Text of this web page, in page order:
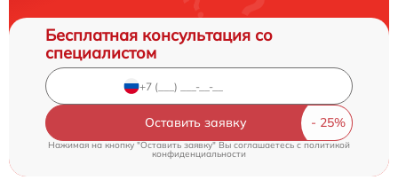
Бесплатная консультация со
специалистом
Оставить заявку
Нажимая на кнопку "Оставить заявку" Вы соглашаетесь c политикой
конфиденциальности